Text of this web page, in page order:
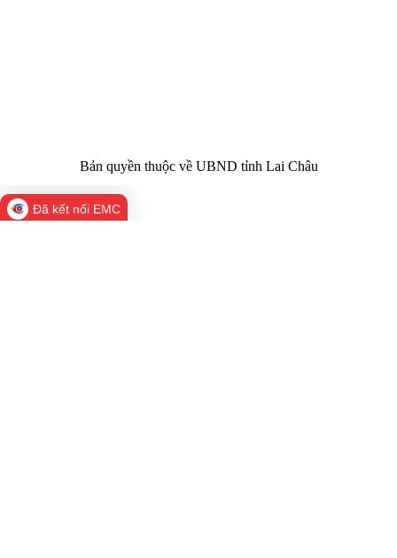
Bản quyền thuộc về UBND tỉnh Lai Châu
Đã kết nối EMC